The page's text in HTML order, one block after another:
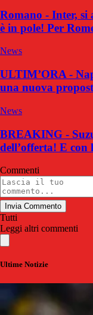
Romano - Inter, si
è in pole! Per
News
ULTIM’ORA -
una nuova
News
BREAKING -
dell’offerta! E
Commenti
Invia Commento
Tutti
Leggi altri commenti
Ultime Notizie